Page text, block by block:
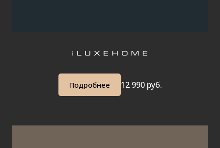
Подробнее 12 990 руб.